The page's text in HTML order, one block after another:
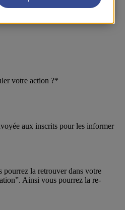
pour accéder à l’action
votre action ?*
aux inscrits pour les informer
pourrez la retrouver dans votre
Ainsi vous pourrez la re-